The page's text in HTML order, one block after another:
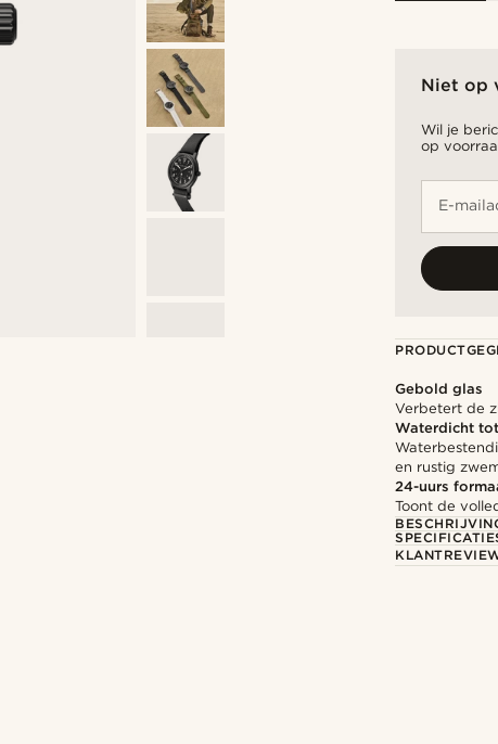
Niet op
Wil je
op
E-
Gebold glas
Verbetert de
Waterdicht
en rustig
24-uurs
Toont de